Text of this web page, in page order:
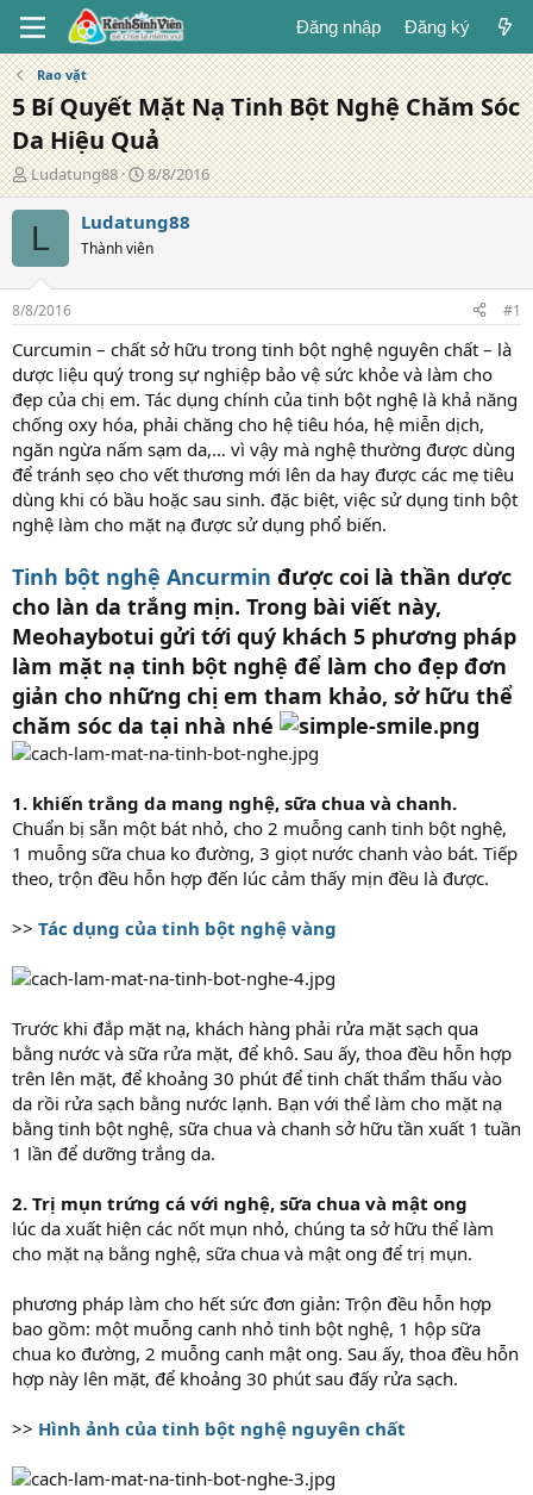
Đăng nhập Đăng ký
Rao vặt
5 Bí Quyết Mặt Nạ Tinh Bột Nghệ Chăm Sóc
Da Hiệu Quả
T
á
c
ả
Ludatung88
N
g
à
đ
g
8/8/2016
L Ludatung88
Thành viên
8/8/2016 #1
Curcumin – chất sở hữu trong tinh bột nghệ nguyên chất – là
dược liệu quý trong sự nghiệp bảo vệ sức khỏe và làm cho
đẹp của chị em. Tác dụng chính của tinh bột nghệ là khả năng
chống oxy hóa, phải chăng cho hệ tiêu hóa, hệ miễn dịch,
ngăn ngừa nấm sạm da,… vì vậy mà nghệ thường được dùng
để tránh sẹo cho vết thương mới lên da hay được các mẹ tiêu
dùng khi có bầu hoặc sau sinh. đặc biệt, việc sử dụng tinh bột
nghệ làm cho mặt nạ được sử dụng phổ biến.
Tinh bột nghệ Ancurmin được coi là thần dược
cho làn da trắng mịn. Trong bài viết này,
Meohaybotui gửi tới quý khách 5 phương pháp
làm mặt nạ tinh bột nghệ để làm cho đẹp đơn
giản cho những chị em tham khảo, sở hữu thể
chăm sóc da tại nhà nhé
1. khiến trắng da mang nghệ, sữa chua và chanh.
Chuẩn bị sẵn một bát nhỏ, cho 2 muỗng canh tinh bột nghệ,
1 muỗng sữa chua ko đường, 3 giọt nước chanh vào bát. Tiếp
theo, trộn đều hỗn hợp đến lúc cảm thấy mịn đều là được.
>> Tác dụng của tinh bột nghệ vàng
Trước khi đắp mặt nạ, khách hàng phải rửa mặt sạch qua
bằng nước và sữa rửa mặt, để khô. Sau ấy, thoa đều hỗn hợp
trên lên mặt, để khoảng 30 phút để tinh chất thẩm thấu vào
da rồi rửa sạch bằng nước lạnh. Bạn với thể làm cho mặt nạ
bằng tinh bột nghệ, sữa chua và chanh sở hữu tần xuất 1 tuần
1 lần để dưỡng trắng da.
2. Trị mụn trứng cá với nghệ, sữa chua và mật ong
lúc da xuất hiện các nốt mụn nhỏ, chúng ta sở hữu thể làm
cho mặt nạ bằng nghệ, sữa chua và mật ong để trị mụn.
phương pháp làm cho hết sức đơn giản: Trộn đều hỗn hợp
bao gồm: một muỗng canh nhỏ tinh bột nghệ, 1 hộp sữa
chua ko đường, 2 muỗng canh mật ong. Sau ấy, thoa đều hỗn
hợp này lên mặt, để khoảng 30 phút sau đấy rửa sạch.
>> Hình ảnh của tinh bột nghệ nguyên chất